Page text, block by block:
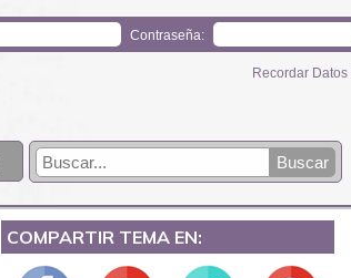
Contraseña:
Recordar Datos
COMPARTIR TEMA EN: